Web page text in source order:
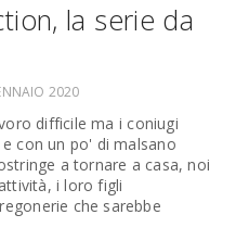
la serie da
2020
difficile ma i coniugi
con un po' di malsano
a tornare a casa, noi
i loro figli
che sarebbe